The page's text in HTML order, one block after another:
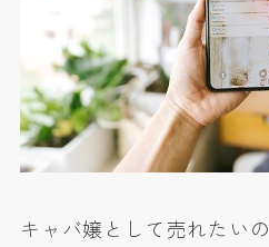
キャバ嬢として売れたい